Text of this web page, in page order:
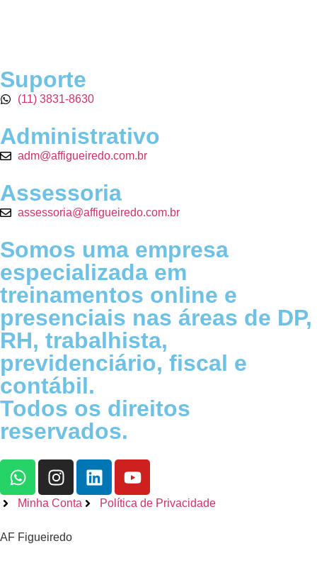
Suporte
(11) 3831-8630
Administrativo
adm@affigueiredo.com.br
Assessoria
assessoria@affigueiredo.com.br
Somos uma empresa
especializada em
treinamentos online e
presenciais nas áreas de DP,
RH, trabalhista,
previdenciário, fiscal e
contábil.
Todos os direitos
reservados.
Minha Conta Política de Privacidade
AF Figueiredo